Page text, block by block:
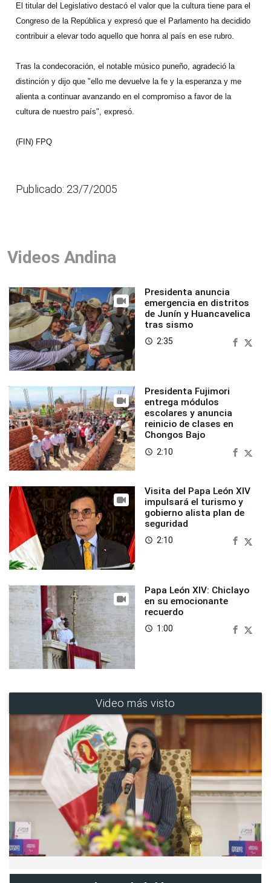
El titular del Legislativo destacó el valor que la cultura tiene para el
Congreso de la República y expresó que el Parlamento ha decidido
contribuir a elevar todo aquello que honra al país en ese rubro.
Tras la condecoración, el notable músico puneño, agradeció la
distinción y dijo que "ello me devuelve la fe y la esperanza y me
alienta a continuar avanzando en el compromiso a favor de la
cultura de nuestro país", expresó.
(FIN) FPQ
Publicado: 23/7/2005
Videos Andina
Presidenta anuncia
emergencia en distritos
de Junín y Huancavelica
tras sismo
access_time 2:35
Presidenta Fujimori
entrega módulos
escolares y anuncia
reinicio de clases en
Chongos Bajo
access_time 2:10
Visita del Papa León XIV
impulsará el turismo y
gobierno alista plan de
seguridad
access_time 2:10
Papa León XIV: Chiclayo
en su emocionante
recuerdo
access_time 1:00
Video más visto